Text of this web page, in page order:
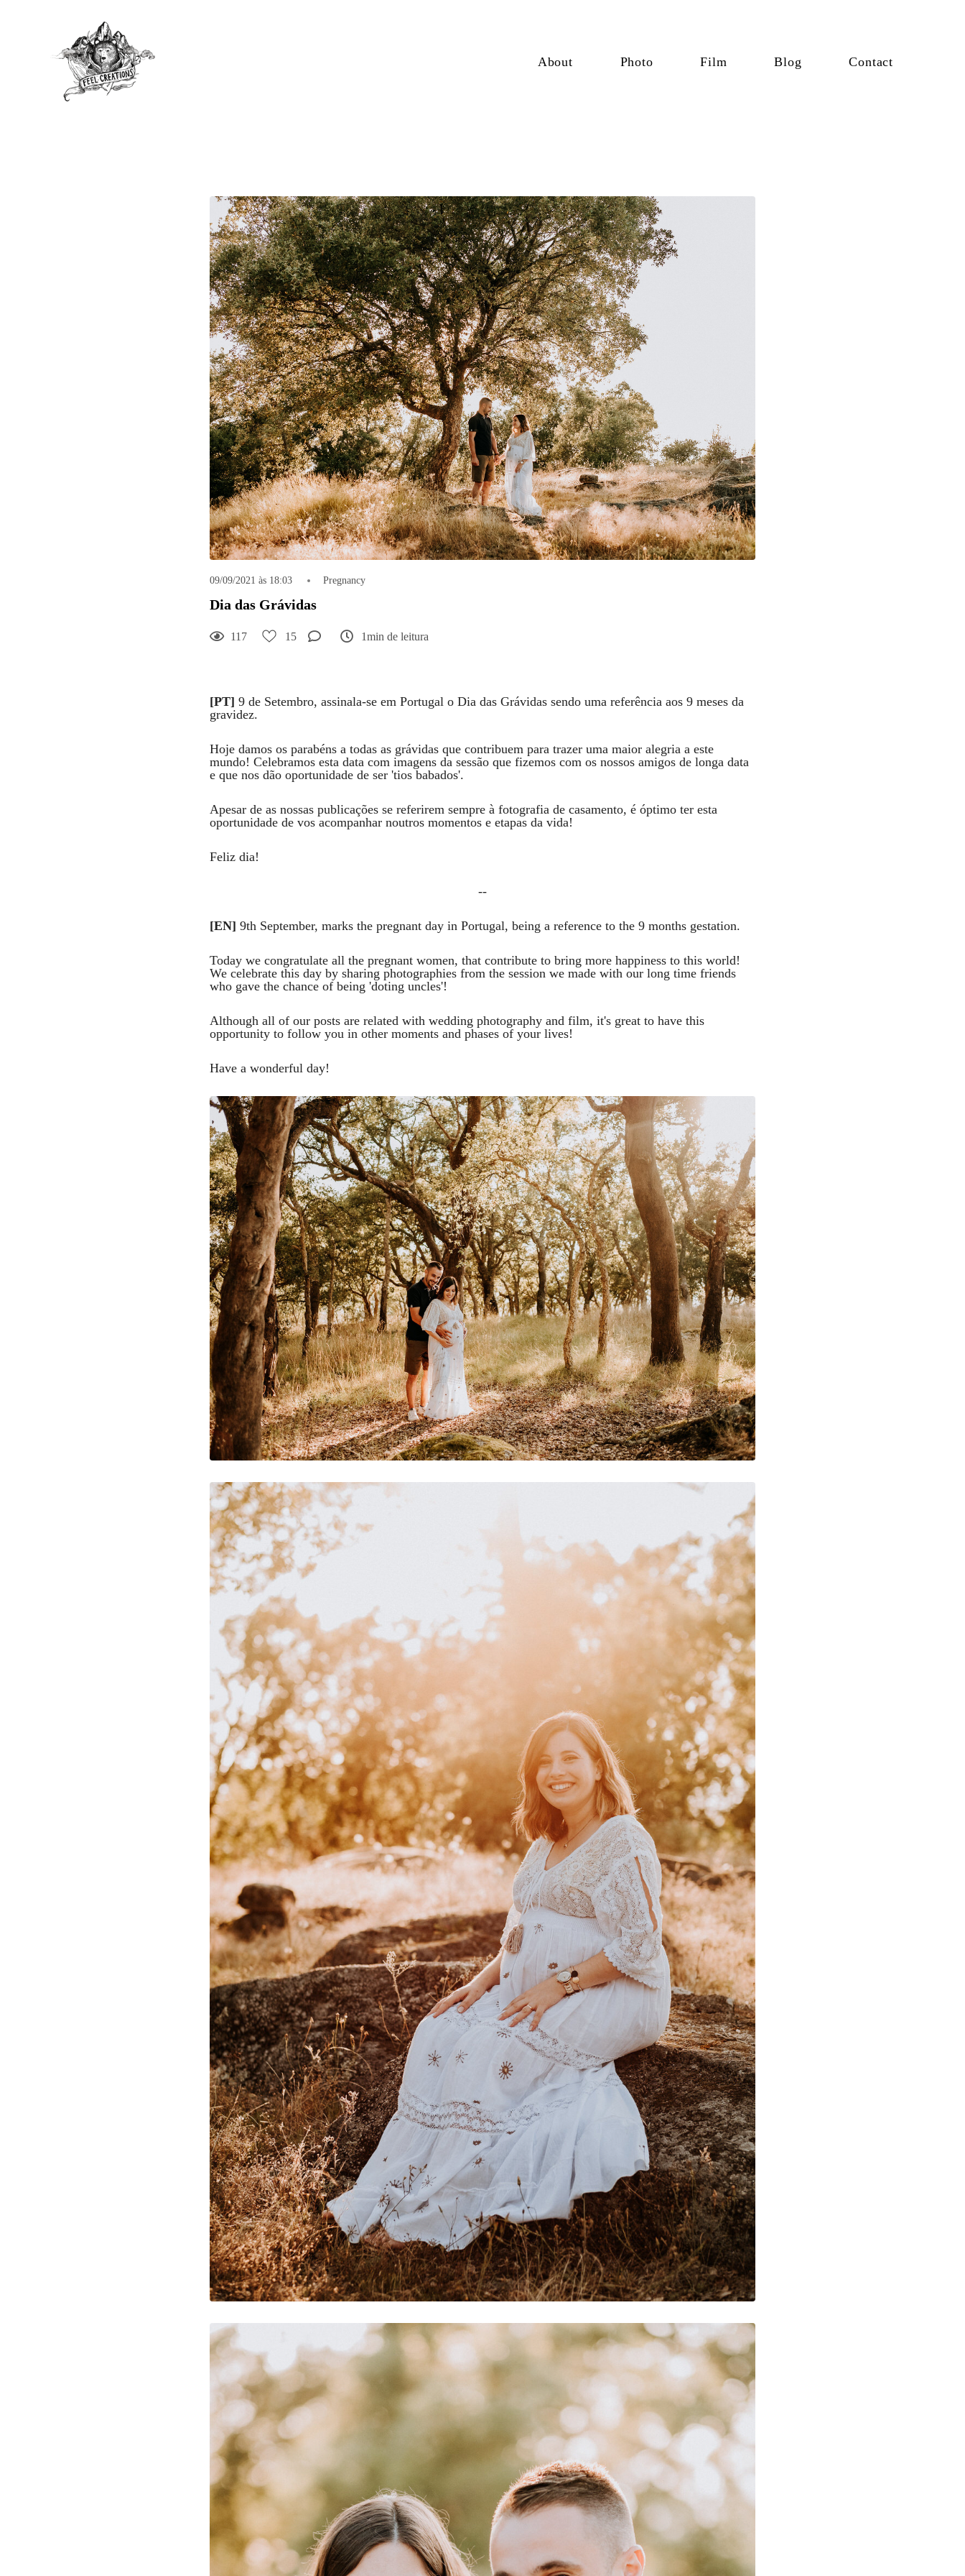
About Photo Film Blog Contact
09/09/2021 às 18:03 Pregnancy
Dia das Grávidas
117 15 1min de leitura
[PT] 9 de Setembro, assinala-se em Portugal o Dia das Grávidas sendo uma referência aos 9 meses da
gravidez.
Hoje damos os parabéns a todas as grávidas que contribuem para trazer uma maior alegria a este
mundo! Celebramos esta data com imagens da sessão que fizemos com os nossos amigos de longa data
e que nos dão oportunidade de ser 'tios babados'.
Apesar de as nossas publicações se referirem sempre à fotografia de casamento, é óptimo ter esta
oportunidade de vos acompanhar noutros momentos e etapas da vida!
Feliz dia!
--
[EN] 9th September, marks the pregnant day in Portugal, being a reference to the 9 months gestation.
Today we congratulate all the pregnant women, that contribute to bring more happiness to this world!
We celebrate this day by sharing photographies from the session we made with our long time friends
who gave the chance of being 'doting uncles'!
Although all of our posts are related with wedding photography and film, it's great to have this
opportunity to follow you in other moments and phases of your lives!
Have a wonderful day!